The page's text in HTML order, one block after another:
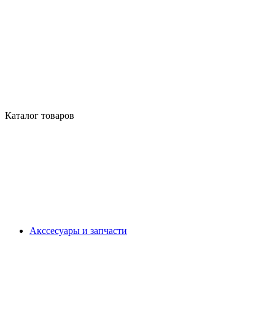
Каталог товаров
Акссесуары и запчасти